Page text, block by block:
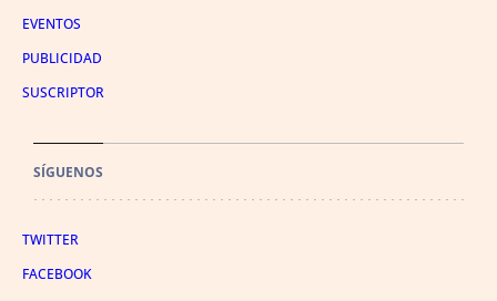
EVENTOS
PUBLICIDAD
SUSCRIPTOR
SÍGUENOS
TWITTER
FACEBOOK